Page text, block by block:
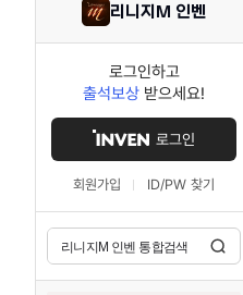
리니지M 인벤
로그인하고
출석보상 받으세요!
로그인
회원가입 ID/PW 찾기